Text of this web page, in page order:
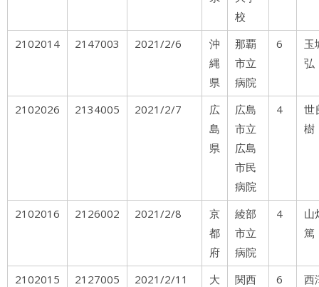
校
2102014 2147003 2021/2/6
沖
縄
県
那覇
市立
病院
6
玉
弘
2102026 2134005 2021/2/7
広
島
県
広島
市立
広島
市民
病院
4
世
樹
2102016 2126002 2021/2/8
京
都
府
綾部
市立
病院
4
山
篤
2102015 2127005 2021/2/11 大 関西 6